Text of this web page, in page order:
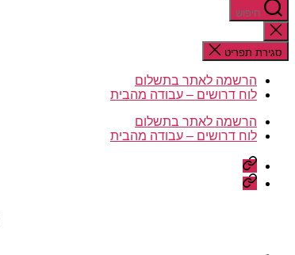
חיפוש
סגירת
החיפוש
סגירת תפריט
הרשמה לאתר בתשלום
לוח דרושים – עבודה מהבית
הרשמה לאתר בתשלום
לוח דרושים – עבודה מהבית
הרשמה
לאתר
בתשלום
לוח
דרושים